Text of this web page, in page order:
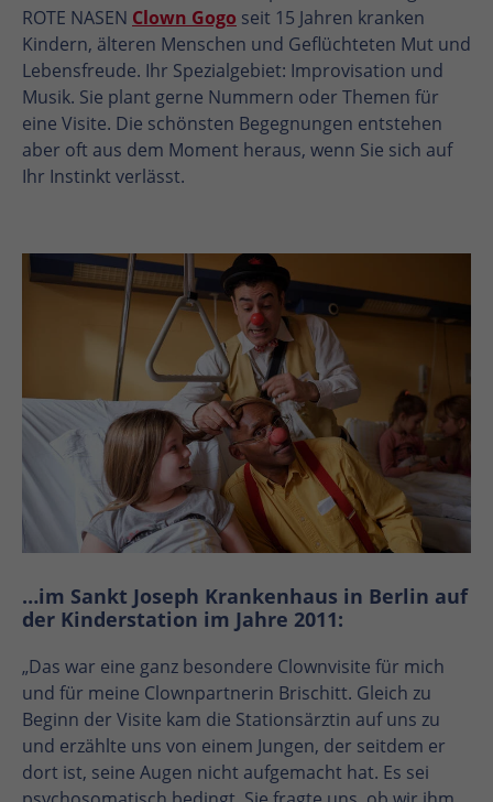
ROTE NASEN Clown Gogo seit 15 Jahren kranken
Kindern, älteren Menschen und Geflüchteten Mut und
Lebensfreude. Ihr Spezialgebiet: Improvisation und
Musik. Sie plant gerne Nummern oder Themen für
eine Visite. Die schönsten Begegnungen entstehen
aber oft aus dem Moment heraus, wenn Sie sich auf
Ihr Instinkt verlässt.
…im Sankt Joseph Krankenhaus in Berlin auf
der Kinderstation im Jahre 2011:
„Das war eine ganz besondere Clownvisite für mich
und für meine Clownpartnerin Brischitt. Gleich zu
Beginn der Visite kam die Stationsärztin auf uns zu
und erzählte uns von einem Jungen, der seitdem er
dort ist, seine Augen nicht aufgemacht hat. Es sei